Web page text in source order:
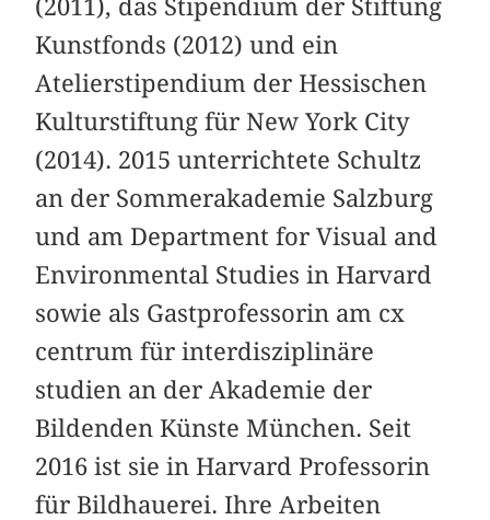
(2011), das Stipendium der Stiftung
Kunstfonds (2012) und ein
Atelierstipendium der Hessischen
Kulturstiftung für New York City
(2014). 2015 unterrichtete Schultz
an der Sommerakademie Salzburg
und am Department for Visual and
Environmental Studies in Harvard
sowie als Gastprofessorin am cx
centrum für interdisziplinäre
studien an der Akademie der
Bildenden Künste München. Seit
2016 ist sie in Harvard Professorin
für Bildhauerei. Ihre Arbeiten